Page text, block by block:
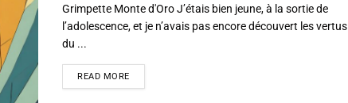
Grimpette Monte d'Oro J’étais bien jeune, à la sortie de
l’adolescence, et je n’avais pas encore découvert les vertus
du ...
READ MORE